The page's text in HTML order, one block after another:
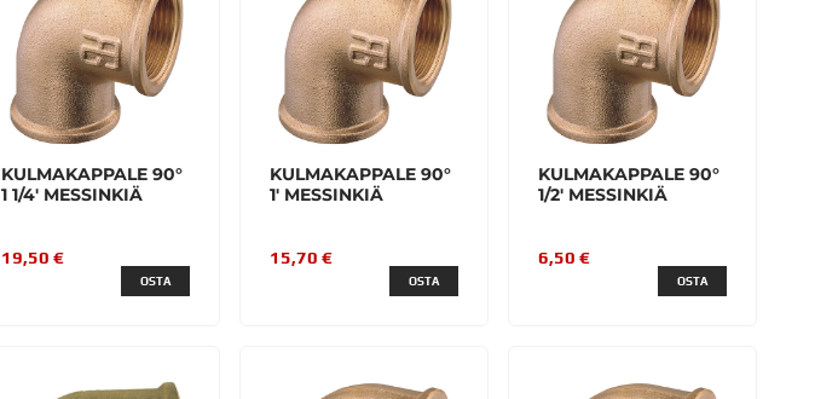
KULMAKAPPALE 90°
1 1/4' MESSINKIÄ
19,50 €
OSTA
KULMAKAPPALE 90°
1' MESSINKIÄ
15,70 €
OSTA
KULMAKAPPALE 90°
1/2' MESSINKIÄ
6,50 €
OSTA